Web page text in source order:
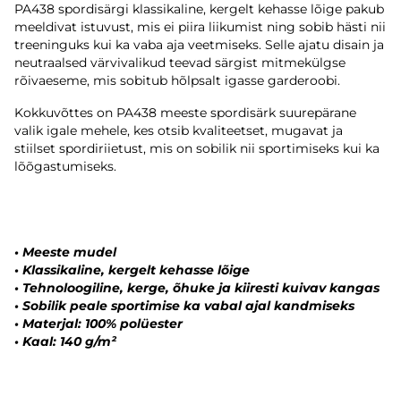
PA438 spordisärgi klassikaline, kergelt kehasse lõige pakub
meeldivat istuvust, mis ei piira liikumist ning sobib hästi nii
treeninguks kui ka vaba aja veetmiseks. Selle ajatu disain ja
neutraalsed värvivalikud teevad särgist mitmekülgse
rõivaeseme, mis sobitub hõlpsalt igasse garderoobi.
Kokkuvõttes on PA438 meeste spordisärk suurepärane
valik igale mehele, kes otsib kvaliteetset, mugavat ja
stiilset spordiriietust, mis on sobilik nii sportimiseks kui ka
lõõgastumiseks.
• Meeste mudel
• Klassikaline, kergelt kehasse lõige
• Tehnoloogiline, kerge, õhuke ja kiiresti kuivav kangas
• Sobilik peale sportimise ka vabal ajal kandmiseks
• Materjal: 100% polüester
• Kaal: 140 g/m²